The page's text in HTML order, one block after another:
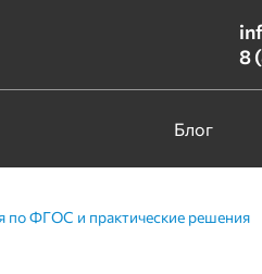
8
Блог
по ФГОС и практические решения